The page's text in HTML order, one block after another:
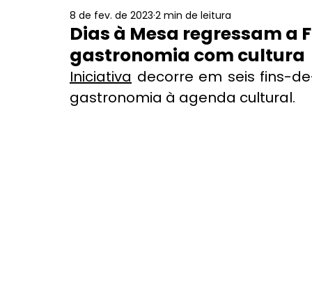
PROJECTOS TURISMO ECONOMIA
Dias à Mesa regressam
gastronomia com cultura
8 de fev. de 2023 2 min de leitura
Iniciativa decorre em seis fins-
gastronomia à agenda cultural.